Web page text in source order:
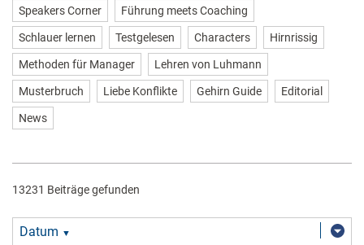
Speakers Corner Führung meets Coaching
Schlauer lernen Testgelesen Characters Hirnrissig
Methoden für Manager Lehren von Luhmann
Musterbruch Liebe Konflikte Gehirn Guide Editorial
News
13231 Beiträge gefunden
Datum ▼